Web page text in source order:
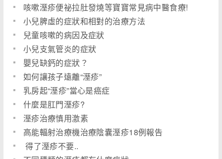
咳嗽溼疹便祕拉肚發燒等寶寶常見病中醫食療!
小兒脾虛的症狀和相對的治療方法
兒童咳嗽的病因及症狀
小兒支氣管炎的症狀
嬰兒缺鈣的症狀？
如何讓孩子遠離“溼疹”
乳房起“溼疹”當心是癌症
什麼是肛門溼疹?
溼疹治療慎用激素
高能輻射治療機治療陰囊溼疹18例報告
得了溼疹不要..